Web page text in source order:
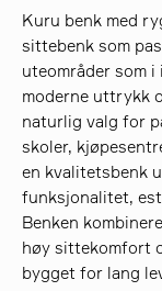
Kuru benk med
sittebenk som
uteområder som
moderne uttrykk
naturlig valg for
skoler,
en kvalitetsbenk
funksjonalitet,
Benken
høy sittekomfort
bygget for lang